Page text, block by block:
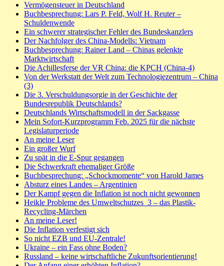
Vermögensteuer in Deutschland
Buchbesprechung: Lars P. Feld, Wolf H. Reuter –
Schuldenwende
Ein schwerer strategischer Fehler des Bundeskanzlers
Der Nachfolger des China-Modells: Vietnam
Buchbesprechung: Rainer Land – Chinas gelenkte
Marktwirtschaft
Die Achillesferse der VR China: die KPCH (China-4)
Von der Werkstatt der Welt zum Technologiezentrum – China
(3)
Die 3. Verschuldungsorgie in der Geschichte der
Bundesrepublik Deutschlands?
Deutschlands Wirtschaftsmodell in der Sackgasse
Mein Sofort-Kurzprogramm Feb. 2025 für die nächste
Legislaturperiode
An meine Leser
Ein großer Wurf
Zu spät in die E-Spur gegangen
Die Schwerkraft ehemaliger Größe
Buchbesprechung: „Schockmomente“ von Harold James
Absturz eines Landes – Argentinien
Der Kampf gegen die Inflation ist noch nicht gewonnen
Heikle Probleme des Umweltschutzes_3 – das Plastik-
Recycling-Märchen
An meine Leser!
Die Inflation verfestigt sich
So nicht EZB und EU-Zentrale!
Ukraine – ein Fass ohne Boden?
Russland – keine wirtschaftliche Zukunftsorientierung!